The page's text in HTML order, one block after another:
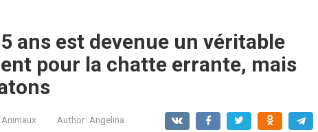
ans est devenue un véritable
pour la chatte errante, mais
Animaux Author: Angelina